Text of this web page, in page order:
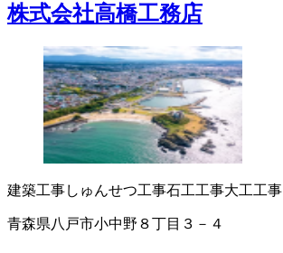
株式会社高橋工務店
建築工事しゅんせつ工事石工工事大工工事
青森県八戸市小中野８丁目３－４